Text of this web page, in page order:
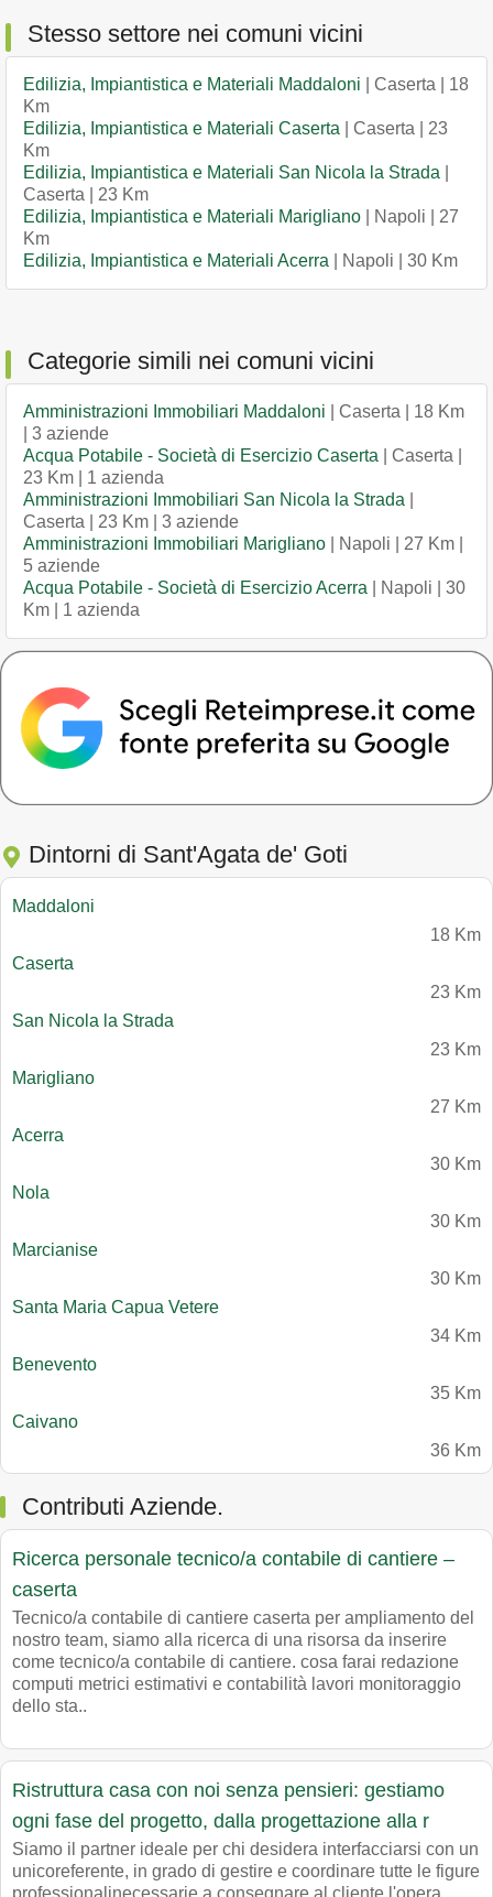
Stesso settore nei comuni vicini
Edilizia, Impiantistica e Materiali Maddaloni | Caserta | 18
Km
Edilizia, Impiantistica e Materiali Caserta | Caserta | 23
Km
Edilizia, Impiantistica e Materiali San Nicola la Strada
Caserta | 23 Km
Edilizia, Impiantistica e Materiali Marigliano | Napoli | 27
Km
Edilizia, Impiantistica e Materiali Acerra | Napoli | 30 Km
Categorie simili nei comuni vicini
Amministrazioni Immobiliari Maddaloni | Caserta | 18 Km
| 3 aziende
Acqua Potabile - Società di Esercizio Caserta | Caserta |
23 Km | 1 azienda
Amministrazioni Immobiliari San Nicola la Strada
Caserta | 23 Km | 3 aziende
Amministrazioni Immobiliari Marigliano | Napoli | 27 Km |
5 aziende
Acqua Potabile - Società di Esercizio Acerra | Napoli | 30
Km | 1 azienda
Dintorni di Sant'Agata de' Goti
Maddaloni
18 Km
Caserta
23 Km
San Nicola la Strada
23 Km
Marigliano
27 Km
Acerra
30 Km
Nola
30 Km
Marcianise
30 Km
Santa Maria Capua Vetere
34 Km
Benevento
35 Km
Caivano
36 Km
Contributi Aziende.
Ricerca personale tecnico/a contabile di cantiere –
caserta
Tecnico/a contabile di cantiere caserta per ampliamento del
nostro team, siamo alla ricerca di una risorsa da inserire
come tecnico/a contabile di cantiere. cosa farai redazione
computi metrici estimativi e contabilità lavori monitoraggio
dello sta..
Ristruttura casa con noi senza pensieri: gestiamo
ogni fase del progetto, dalla progettazione alla r
Siamo il partner ideale per chi desidera interfacciarsi con un
unicoreferente, in grado di gestire e coordinare tutte le figure